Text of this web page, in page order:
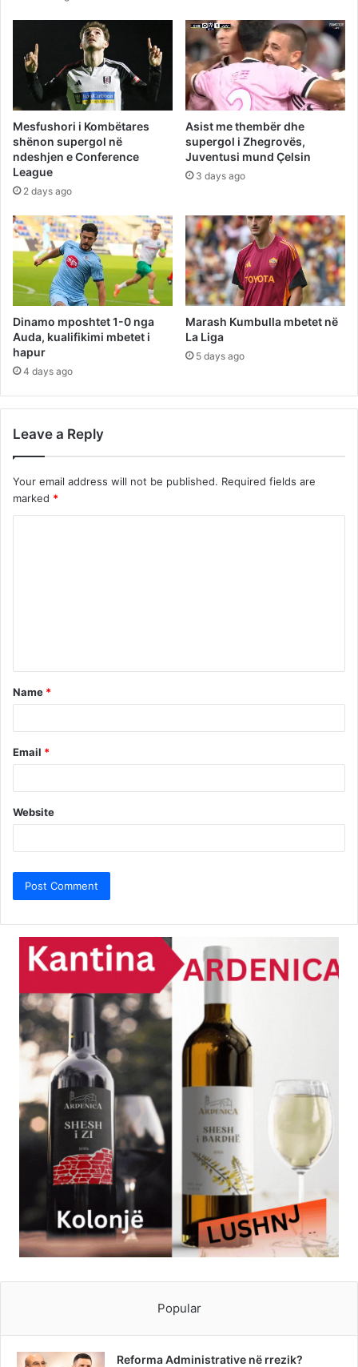
Mesfushori i Kombëtares
shënon supergol në
ndeshjen e Conference
League
2 days ago
Asist me thembër dhe
supergol i Zhegrovës,
Juventusi mund Çelsin
3 days ago
Dinamo mposhtet 1-0 nga
Auda, kualifikimi mbetet i
hapur
4 days ago
Marash Kumbulla mbetet në
La Liga
5 days ago
Leave a Reply
Your email address will not be published. Required fields are
marked *
t
*
Name *
Email *
Website
Popular
Reforma Administrative në rrezik?